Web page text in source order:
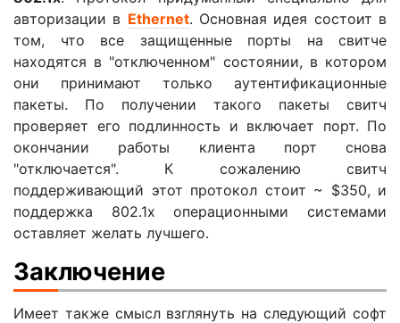
авторизации в Ethernet. Основная идея состоит в
том, что все защищенные порты на свитче
находятся в "отключенном" состоянии, в котором
они принимают только аутентификационные
пакеты. По получении такого пакеты свитч
проверяет его подлинность и включает порт. По
окончании работы клиента порт снова
"отключается". К сожалению свитч
поддерживающий этот протокол стоит ~ $350, и
поддержка 802.1x операционными системами
оставляет желать лучшего.
Заключение
Имеет также смысл взглянуть на следующий софт